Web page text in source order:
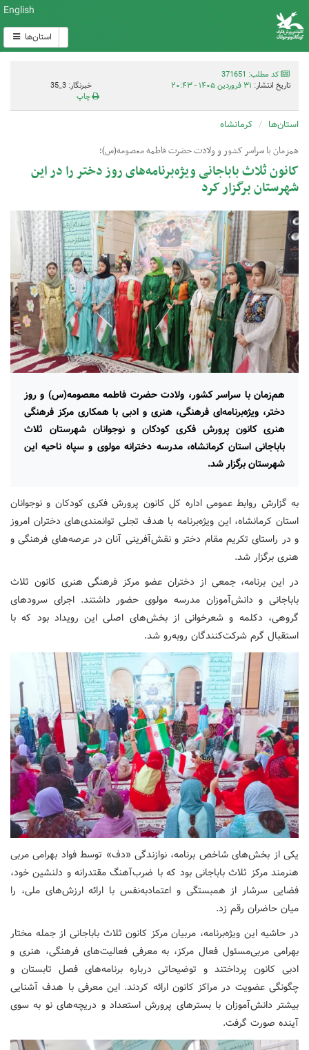
English
استان‌ها
کد مطلب: 371651
تاریخ انتشار: ۳۱ فروردین ۱۴۰۵ - ۲۰:۴۳
خبرنگار: 3_35
چاپ
استان‌ها کرمانشاه
همزمان با سراسر کشور و ولادت حضرت فاطمه معصومه(س)؛
کانون ثلاث باباجانی ویژه‌برنامه‌های روز دختر را در این
شهرستان برگزار کرد
هم‌زمان با سراسر کشور، ولادت حضرت فاطمه معصومه(س) و روز
دختر، ویژه‌برنامه‌ای فرهنگی، هنری و ادبی با همکاری مرکز فرهنگی
هنری کانون پرورش فکری کودکان و نوجوانان شهرستان ثلاث
باباجانی استان کرمانشاه، مدرسه دخترانه مولوی و سپاه ناحیه این
شهرستان برگزار شد.
به گزارش روابط عمومی اداره کل کانون پرورش فکری کودکان و نوجوانان
استان کرمانشاه، این ویژه‌برنامه با هدف تجلی توانمندی‌های دختران امروز
و در راستای تکریم مقام دختر و نقش‌آفرینی آنان در عرصه‌های فرهنگی و
هنری برگزار شد.
در این برنامه، جمعی از دختران عضو مرکز فرهنگی هنری کانون ثلاث
باباجانی و دانش‌آموزان مدرسه مولوی حضور داشتند. اجرای سرودهای
گروهی، دکلمه و شعرخوانی از بخش‌های اصلی این رویداد بود که با
استقبال گرم شرکت‌کنندگان روبه‌رو شد.
یکی از بخش‌های شاخص برنامه، نوازندگی «دف» توسط فواد بهرامی مربی
هنرمند مرکز ثلاث باباجانی بود که با ضرب‌آهنگ مقتدرانه و دلنشین خود،
فضایی سرشار از همبستگی و اعتمادبه‌نفس با ارائه ارزش‌های ملی، را
میان حاضران رقم زد.
در حاشیه این ویژه‌برنامه، مربیان مرکز کانون ثلاث باباجانی از جمله مختار
بهرامی مربی‌مسئول فعال مرکز، به معرفی فعالیت‌های فرهنگی، هنری و
ادبی کانون پرداختند و توضیحاتی درباره برنامه‌های فصل تابستان و
چگونگی عضویت در مراکز کانون ارائه کردند. این معرفی با هدف آشنایی
بیشتر دانش‌آموزان با بسترهای پرورش استعداد و دریچه‌های نو به سوی
آینده صورت گرفت.